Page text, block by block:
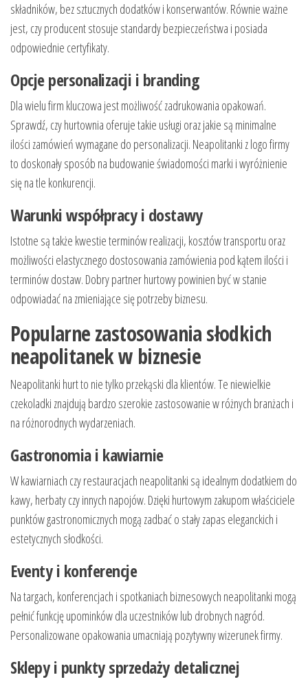
składników, bez sztucznych dodatków i konserwantów. Równie ważne
jest, czy producent stosuje standardy bezpieczeństwa i posiada
odpowiednie certyfikaty.
Opcje personalizacji i branding
Dla wielu firm kluczowa jest możliwość zadrukowania opakowań.
Sprawdź, czy hurtownia oferuje takie usługi oraz jakie są minimalne
ilości zamówień wymagane do personalizacji. Neapolitanki z logo firmy
to doskonały sposób na budowanie świadomości marki i wyróżnienie
się na tle konkurencji.
Warunki współpracy i dostawy
Istotne są także kwestie terminów realizacji, kosztów transportu oraz
możliwości elastycznego dostosowania zamówienia pod kątem ilości i
terminów dostaw. Dobry partner hurtowy powinien być w stanie
odpowiadać na zmieniające się potrzeby biznesu.
Popularne zastosowania słodkich
neapolitanek w biznesie
Neapolitanki hurt to nie tylko przekąski dla klientów. Te niewielkie
czekoladki znajdują bardzo szerokie zastosowanie w różnych branżach i
na różnorodnych wydarzeniach.
Gastronomia i kawiarnie
W kawiarniach czy restauracjach neapolitanki są idealnym dodatkiem do
kawy, herbaty czy innych napojów. Dzięki hurtowym zakupom właściciele
punktów gastronomicznych mogą zadbać o stały zapas eleganckich i
estetycznych słodkości.
Eventy i konferencje
Na targach, konferencjach i spotkaniach biznesowych neapolitanki mogą
pełnić funkcję upominków dla uczestników lub drobnych nagród.
Personalizowane opakowania umacniają pozytywny wizerunek firmy.
Sklepy i punkty sprzedaży detalicznej